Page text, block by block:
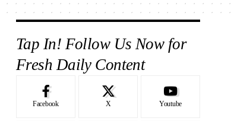
Tap In! Follow Us Now for
Fresh Daily Content
Facebook X Youtube